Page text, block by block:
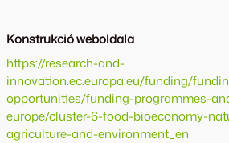
Konstrukció weboldala
https://research-and-
innovation.ec.europa.eu/funding/
opportunities/funding-programmes-
europe/cluster-6-food-bioeconomy-
agriculture-and-environment_en